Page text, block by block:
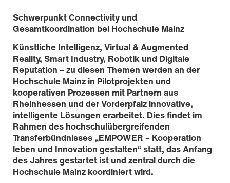
Das EMPOWER-Projektteam an der Hochschule Mainz
(v.l.): Dr. Susanne Weiß-Wittstadt (Projektleitung und -
koordination EMPOWER), Sabrin M’Barek (Projektbüro),
Bastian Eine Ph.D. (Wissensmanagement), Julia Taibi-
Voigts (Transfermanagement Connectivity); Foto: Alina
Grohe
Schwerpunkt Connectivity und
Gesamtkoordination bei Hochschule Mainz
Künstliche Intelligenz, Virtual & Augmented
Reality, Smart Industry, Robotik und Digitale
Reputation – zu diesen Themen werden an der
Hochschule Mainz in Pilotprojekten und
kooperativen Prozessen mit Partnern aus
Rheinhessen und der Vorderpfalz innovative,
intelligente Lösungen erarbeitet. Dies findet im
Rahmen des hochschulübergreifenden
Transferbündnisses „EMPOWER – Kooperation
leben und Innovation gestalten“ statt, das Anfang
des Jahres gestartet ist und zentral durch die
Hochschule Mainz koordiniert wird.